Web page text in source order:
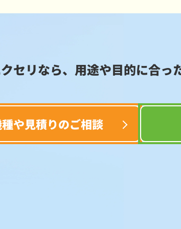
セリなら、用途や目的に合っ
や見積りのご相談